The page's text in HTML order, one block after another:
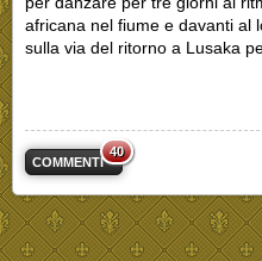
africana nel fiume e davanti al
sulla via del ritorno a Lusaka
COMMENTI
40